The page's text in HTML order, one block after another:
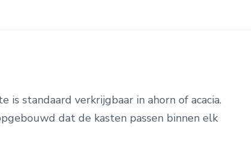
is standaard verkrijgbaar in ahorn of acacia.
dat de kasten passen binnen elk